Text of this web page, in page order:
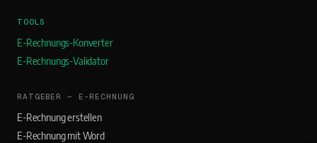
TOOLS
E-Rechnungs-Konverter
E-Rechnungs-Validator
RATGEBER — E-RECHNUNG
E-Rechnung erstellen
E-Rechnung mit Word